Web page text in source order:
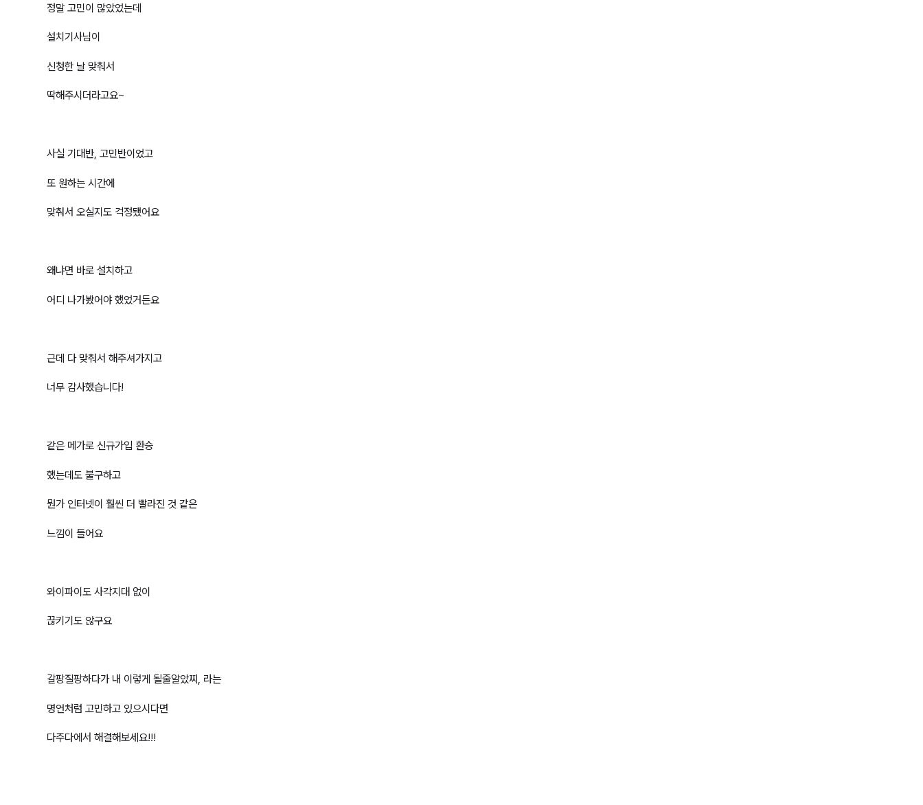
정말 고민이 많았었는데
설치기사님이
신청한 날 맞춰서
딱해주시더라고요~
사실 기대반, 고민반이었고
또 원하는 시간에
맞춰서 오실지도 걱정됐어요
왜냐면 바로 설치하고
어디 나가봤어야 했었거든요
근데 다 맞춰서 해주셔가지고
너무 감사했습니다!
같은 메가로 신규가입 환승
했는데도 불구하고
뭔가 인터넷이 훨씬 더 빨라진 것 같은
느낌이 들어요
와이파이도 사각지대 없이
끊키기도 않구요
갈팡질팡하다가 내 이렇게 될줄알았찌, 라는
명언처럼 고민하고 있으시다면
다주다에서 해결해보세요!!!